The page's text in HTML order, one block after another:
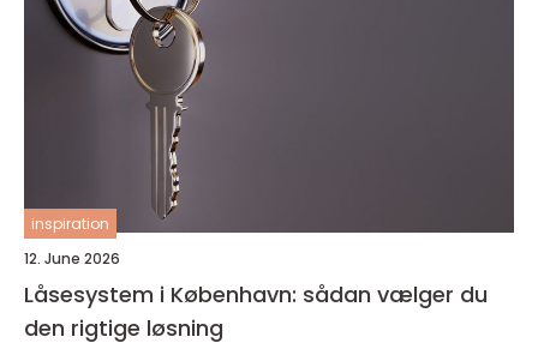
inspiration
12. June 2026
Låsesystem i København: sådan vælger du
den rigtige løsning